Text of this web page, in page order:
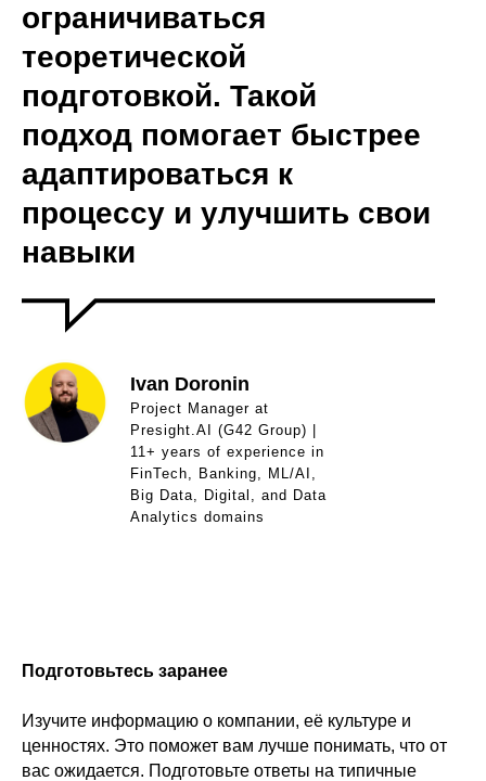
ограничиваться
теоретической
подготовкой. Такой
подход помогает быстрее
адаптироваться к
процессу и улучшить свои
навыки
Ivan Doronin
Project Manager at
Presight.AI (G42 Group) |
11+ years of experience in
FinTech, Banking, ML/AI,
Big Data, Digital, and Data
Analytics domains
Подготовьтесь заранее
Изучите информацию о компании, её культуре и
ценностях. Это поможет вам лучше понимать, что от
вас ожидается. Подготовьте ответы на типичные